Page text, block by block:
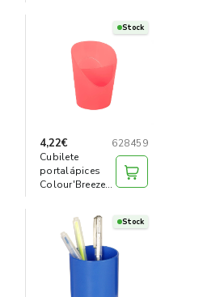
Stock
4,22€
628459
Cubilete
portalápices
Colour'Breeze
Stock